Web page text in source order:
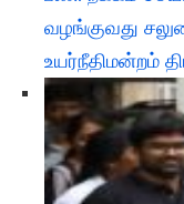
வழங்குவது
உயர்நீதிமன்றம்